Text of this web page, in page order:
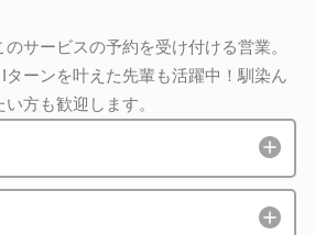
サービスの予約を受け付ける営業。
ーンを叶えた先輩も活躍中！馴染ん
方も歓迎します。